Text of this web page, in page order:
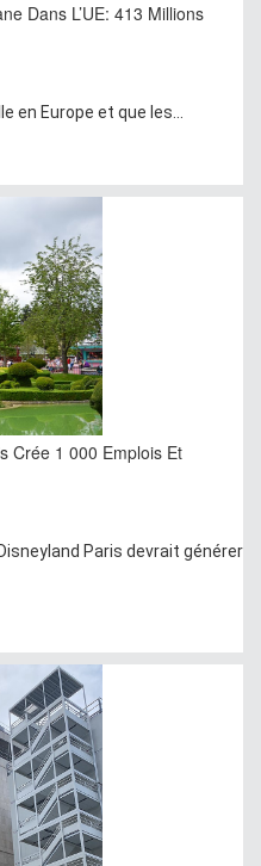
Dans L’UE: 413 Millions
en Europe et que les...
Crée 1 000 Emplois Et
Paris devrait générer